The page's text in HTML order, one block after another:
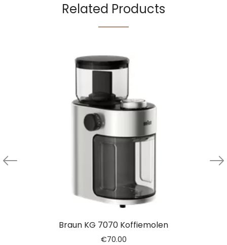
Related Products
Braun KG 7070 Koffiemolen
€70.00